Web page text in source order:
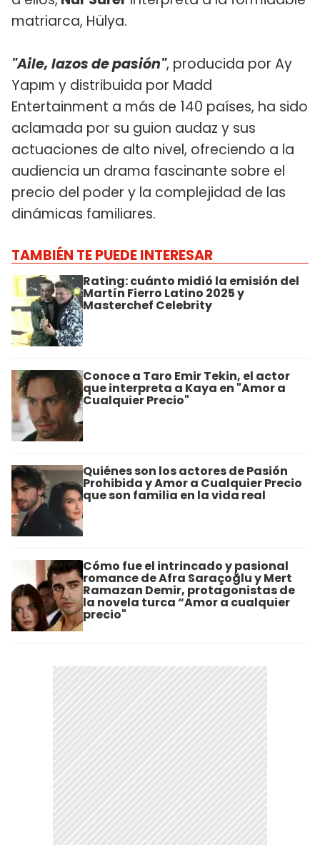
matriarca, Hülya.
"Aile, lazos de pasión", producida por Ay
Yapım y distribuida por Madd
Entertainment a más de 140 países, ha sido
aclamada por su guion audaz y sus
actuaciones de alto nivel, ofreciendo a la
audiencia un drama fascinante sobre el
precio del poder y la complejidad de las
dinámicas familiares.
TAMBIÉN TE PUEDE INTERESAR
Rating: cuánto midió la emisión del
Martín Fierro Latino 2025 y
Masterchef Celebrity
Conoce a Taro Emir Tekin, el actor
que interpreta a Kaya en "Amor a
Cualquier Precio"
Quiénes son los actores de Pasión
Prohibida y Amor a Cualquier Precio
que son familia en la vida real
Cómo fue el intrincado y pasional
romance de Afra Saraçoğlu y Mert
Ramazan Demir, protagonistas de
la novela turca “Amor a cualquier
precio"